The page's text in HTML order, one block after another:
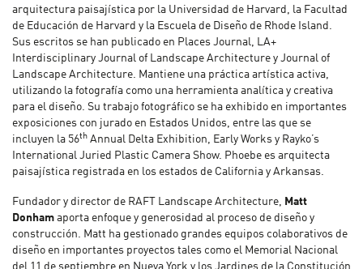
arquitectura paisajística por la Universidad de Harvard, la Facultad
de Educación de Harvard y la Escuela de Diseño de Rhode Island.
Sus escritos se han publicado en Places Journal, LA+
Interdisciplinary Journal of Landscape Architecture y Journal of
Landscape Architecture. Mantiene una práctica artística activa,
utilizando la fotografía como una herramienta analítica y creativa
para el diseño. Su trabajo fotográfico se ha exhibido en importantes
exposiciones con jurado en Estados Unidos, entre las que se
incluyen la 56th Annual Delta Exhibition, Early Works y Rayko’s
International Juried Plastic Camera Show. Phoebe es arquitecta
paisajística registrada en los estados de California y Arkansas.
Fundador y director de RAFT Landscape Architecture,
Matt
Donham aporta enfoque y generosidad al proceso de diseño y
construcción. Matt ha gestionado grandes equipos colaborativos de
diseño en importantes proyectos tales como el Memorial Nacional
del 11 de septiembre en Nueva York y los Jardines de la Constitución